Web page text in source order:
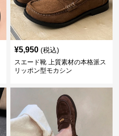
¥5,950 (税込)
スエード靴 上質素材の本格派ス
リッポン型モカシン